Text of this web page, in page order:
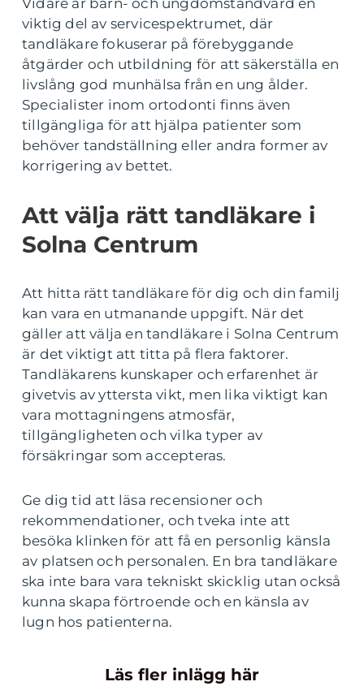
Vidare är barn- och ungdomstandvård en
viktig del av servicespektrumet, där
tandläkare fokuserar på förebyggande
åtgärder och utbildning för att säkerställa en
livslång god munhälsa från en ung ålder.
Specialister inom ortodonti finns även
tillgängliga för att hjälpa patienter som
behöver tandställning eller andra former av
korrigering av bettet.
Att välja rätt tandläkare i
Solna Centrum
Att hitta rätt tandläkare för dig och din familj
kan vara en utmanande uppgift. När det
gäller att välja en tandläkare i Solna Centrum
är det viktigt att titta på flera faktorer.
Tandläkarens kunskaper och erfarenhet är
givetvis av yttersta vikt, men lika viktigt kan
vara mottagningens atmosfär,
tillgängligheten och vilka typer av
försäkringar som accepteras.
Ge dig tid att läsa recensioner och
rekommendationer, och tveka inte att
besöka klinken för att få en personlig känsla
av platsen och personalen. En bra tandläkare
ska inte bara vara tekniskt skicklig utan också
kunna skapa förtroende och en känsla av
lugn hos patienterna.
Läs fler inlägg här